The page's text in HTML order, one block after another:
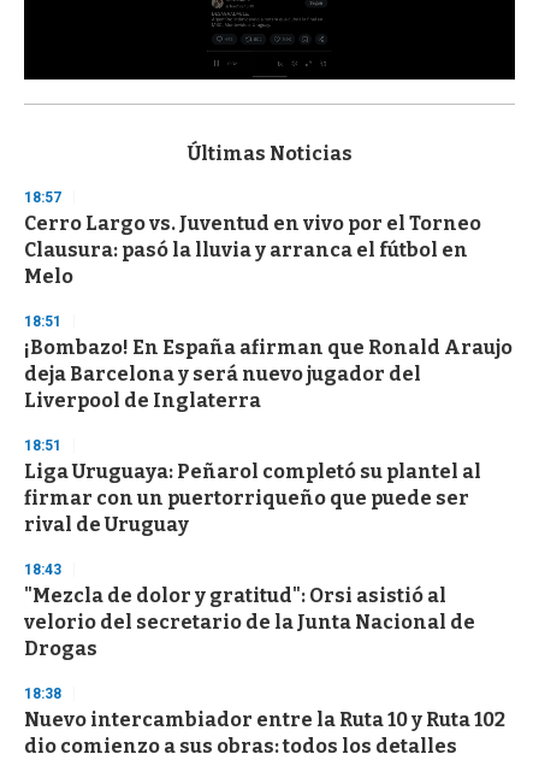
s
d
s
o
f
3
s
e
c
o
n
Últimas Noticias
18:57
Cerro Largo vs. Juventud en vivo por el Torneo
Clausura: pasó la lluvia y arranca el fútbol en
Melo
18:51
¡Bombazo! En España afirman que Ronald Araujo
deja Barcelona y será nuevo jugador del
Liverpool de Inglaterra
18:51
Liga Uruguaya: Peñarol completó su plantel al
firmar con un puertorriqueño que puede ser
rival de Uruguay
18:43
"Mezcla de dolor y gratitud": Orsi asistió al
velorio del secretario de la Junta Nacional de
Drogas
18:38
Nuevo intercambiador entre la Ruta 10 y Ruta 102
dio comienzo a sus obras: todos los detalles